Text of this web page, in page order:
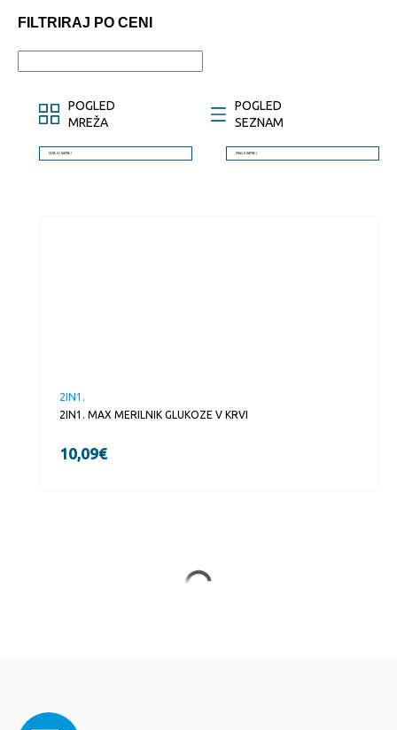
FILTRIRAJ PO CENI
POGLED
MREŽA
POGLED
SEZNAM
CENEJŠI NAPREJ DRAŽJI NAPREJ
2IN1.
2IN1. MAX MERILNIK GLUKOZE V KRVI
10,09€